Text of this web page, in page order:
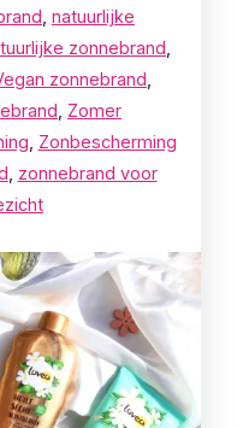
natuurlijke
zonnebrand
zonnebrand
Zomer
Zonbescherming
zonnebrand voor